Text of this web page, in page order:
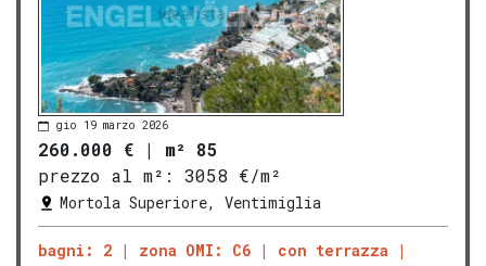
gio 19 marzo 2026
260.000 € | m² 85
prezzo al m²:
3058 €/m²
Mortola Superiore, Ventimiglia
bagni: 2 zona OMI: C6
con terrazza